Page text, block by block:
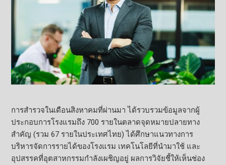
การสำรวจในเดือนสิงหาคมที่ผ่านมา ได้รวบรวมข้อมูลจากผู้
ประกอบการโรงแรมถึง 700 รายในตลาดจุดหมายปลายทาง
สำคัญ (รวม 67 รายในประเทศไทย) ได้ศึกษาแนวทางการ
บริหารจัดการรายได้ของโรงแรม เทคโนโลยีที่นำมาใช้ และ
อุปสรรคที่อุตสาหกรรมกำลังเผชิญอยู่ ผลการวิจัยชี้ให้เห็นช่อง